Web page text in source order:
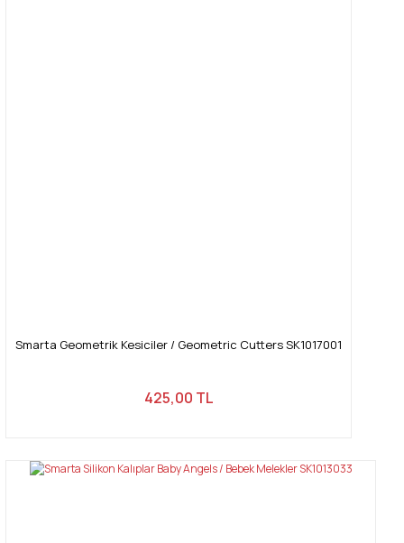
Smarta Geometrik Kesiciler / Geometric Cutters SK1017001
425,00 TL